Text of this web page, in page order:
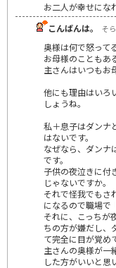
お二人が幸せにな
こんばんは。
そ
奥様は何で怒って
お母様のこともあ
主さんはいつもお
他にも理由はいろ
しょうね。
私＋息子はダンナ
はないです。
なぜなら、ダンナ
です。
子供の夜泣きに付
じゃないですか。
それで怪我でもさ
になるので職場で
それに、こっちが
ちの方が嫌だし、
て完全に目が覚め
主さんの奥様が一
した方がいいと思